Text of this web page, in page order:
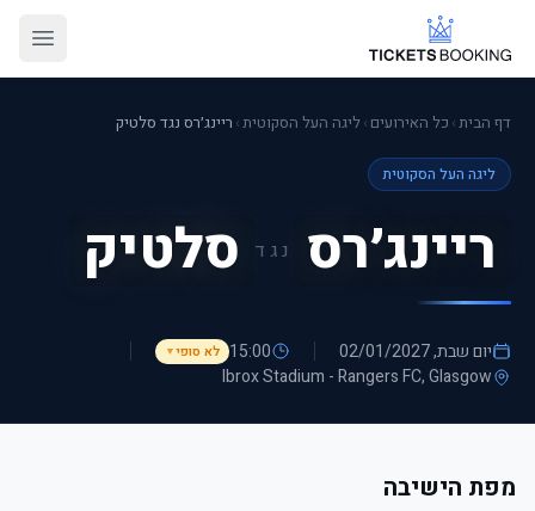
דף הבית› כל האירועים ›ליגה העל הסקוטית› ריינג׳רס נגד סלטיק
ליגה העל הסקוטית
ריינג׳רס נגד סלטיק
יום שבת, 02/01/2027 15:00 לא סופי▼
Ibrox Stadium - Rangers FC, Glasgow
מפת הישיבה